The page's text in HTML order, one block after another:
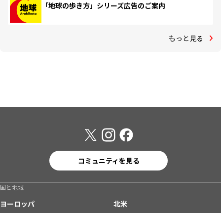
「地球の歩き方」シリーズ広告のご案内
もっと見る
コミュニティを見る
国と地域
ヨーロッパ
北米